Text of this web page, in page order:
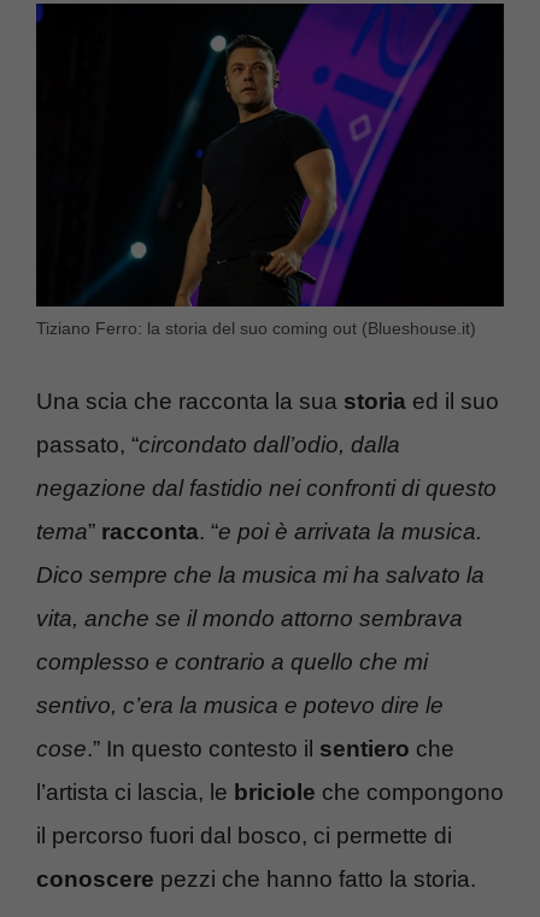
Tiziano Ferro: la storia del suo coming out (Blueshouse.it)
Una scia che racconta la sua storia ed il suo
passato, “circondato dall’odio, dalla
negazione dal fastidio nei confronti di questo
tema” racconta. “e poi è arrivata la musica.
Dico sempre che la musica mi ha salvato la
vita, anche se il mondo attorno sembrava
complesso e contrario a quello che mi
sentivo, c’era la musica e potevo dire le
cose.” In questo contesto il sentiero che
l’artista ci lascia, le briciole che compongono
il percorso fuori dal bosco, ci permette di
conoscere pezzi che hanno fatto la storia.